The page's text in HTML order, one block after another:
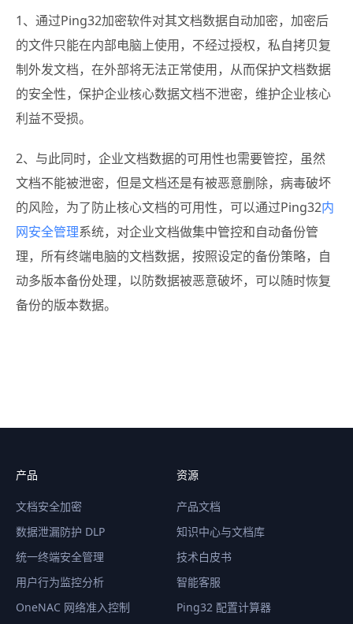
1、通过Ping32加密软件对其文档数据自动加密，加密后
的文件只能在内部电脑上使用，不经过授权，私自拷贝复
制外发文档，在外部将无法正常使用，从而保护文档数据
的安全性，保护企业核心数据文档不泄密，维护企业核心
利益不受损。
2、与此同时，企业文档数据的可用性也需要管控，虽然
文档不能被泄密，但是文档还是有被恶意删除，病毒破坏
的风险，为了防止核心文档的可用性，可以通过Ping32内
网安全管理系统，对企业文档做集中管控和自动备份管
理，所有终端电脑的文档数据，按照设定的备份策略，自
动多版本备份处理，以防数据被恶意破坏，可以随时恢复
备份的版本数据。
产品
文档安全加密
数据泄漏防护 DLP
统一终端安全管理
用户行为监控分析
OneNAC 网络准入控制
资源
产品文档
知识中心与文档库
技术白皮书
智能客服
Ping32 配置计算器